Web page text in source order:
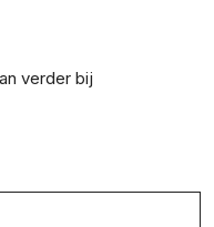
verder bij